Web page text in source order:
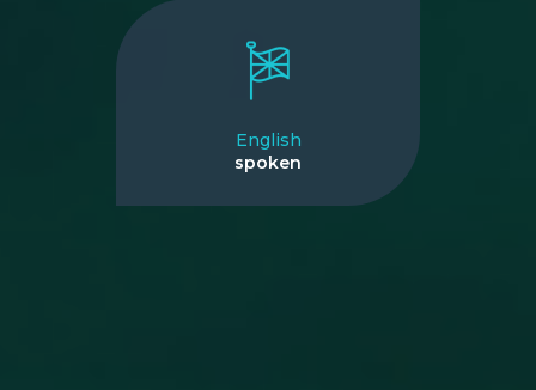
English
spoken